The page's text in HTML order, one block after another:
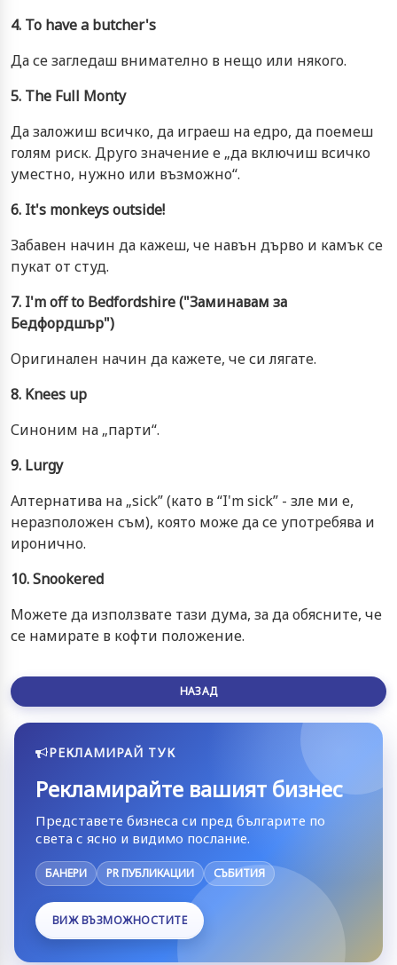
4. To have a butcher's
Да се загледаш внимателно в нещо или някого.
5. The Full Monty
Да заложиш всичко, да играеш на едро, да поемеш
голям риск. Друго значение е „да включиш всичко
уместно, нужно или възможно“.
6. It's monkeys outside!
Забавен начин да кажеш, че навън дърво и камък се
пукат от студ.
7. I'm off to Bedfordshire ("Заминавам за
Бедфордшър")
Оригинален начин да кажете, че си лягате.
8. Knees up
Синоним на „парти“.
9. Lurgy
Алтернатива на „sick” (като в “I'm sick” - зле ми е,
неразположен съм), която може да се употребява и
иронично.
10. Snookered
Можете да използвате тази дума, за да обясните, че
се намирате в кофти положение.
НАЗАД
РЕКЛАМИРАЙ ТУК
Рекламирайте вашият бизнес
Представете бизнеса си пред българите по
света с ясно и видимо послание.
БАНЕРИ PR ПУБЛИКАЦИИ СЪБИТИЯ
ВИЖ ВЪЗМОЖНОСТИТЕ